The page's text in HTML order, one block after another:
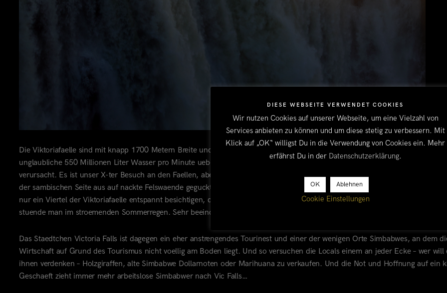
Die Viktoriafaelle sind mit knapp 1700 Metern Breite und ueber 100 Metern Höhe die groessten Wasserfaelle Afrikas. Hier
unglaubliche 550 Millionen Liter Wasser pro Minute ueber die Fallkante, was ein maechtiges Getoese und jede Menge Gischt
verursacht. Es ist unser X-ter Besuch an den Faellen, aber so voll haben wir sie noch nie gesehen. Noch im Oktober haben
der sambischen Seite aus auf nackte Felswaende geguckt und sind zu
Fuß entlang der Fallkante gelaufen. Jetzt kann man im
nur ein Viertel der Viktoriafaelle entspannt besichtigen, da man durch die aufwirbelnde Gischt unweigerlich nass wird. Es ist, als
stuende man im stroemenden Sommerregen. Sehr beeindruckend, aber auch sehr nass!
Das Staedtchen Victoria Falls ist dagegen ein eher anstrengendes Tourinest und einer der wenigen Orte Simbabwes, an dem
Wirtschaft auf Grund des Tourismus nicht voellig am Boden liegt. Und so versuchen die Locals einem an jeder Ecke – wer will
ihnen verdenken – Holzgiraffen, alte Simbabwe Dollarnoten oder Marihuana zu verkaufen. Und die Not und Hoffnung auf ein
Geschaeft zieht immer mehr arbeitslose Simbabwer nach Vic Falls…
DIESE WEBSEITE VERWENDET COOKIES
Wir nutzen Cookies auf unserer Webseite, um eine Vielzahl von
Services anbieten zu können und um diese stetig zu verbessern. Mit
Klick auf „OK“ willigst Du in die Verwendung von Cookies ein. Mehr
erfährst Du in der Datenschutzerklärung.
OK Ablehnen
Cookie Einstellungen